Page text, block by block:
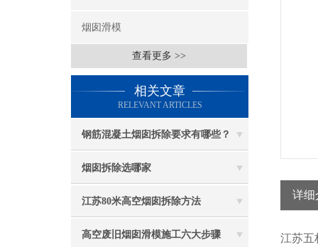
烟囱滑模
查看更多 >>
相关文章
RELEVANT ARTICLES
钢筋混凝土烟囱拆除要求有哪些？
烟囱拆除选哪家
江苏80米高空烟囱拆除方法
高空废旧烟囱滑模施工六大步骤
详细
江苏